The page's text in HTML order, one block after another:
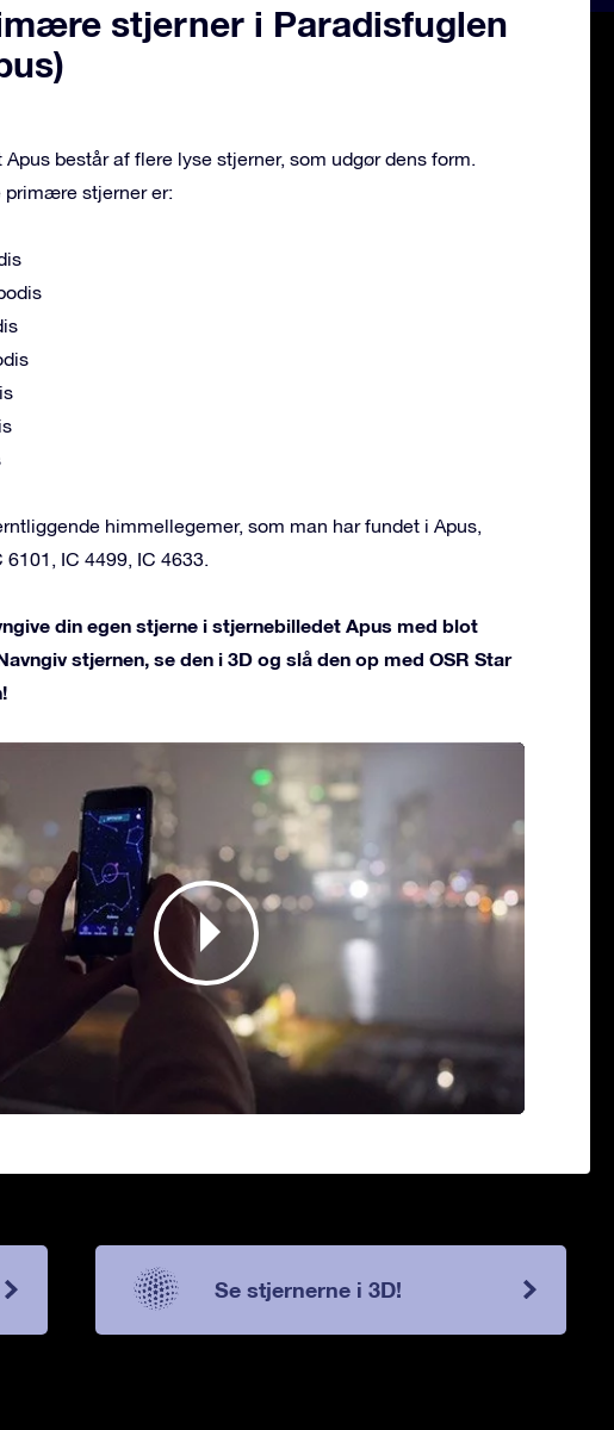
stjerner i Paradisfuglen
består af flere lyse stjerner, som udgør dens form.
primære stjerner er:
himmellegemer, som man har fundet i Apus,
IC 4499, IC 4633.
din egen stjerne i stjernebilledet Apus med blot
stjernen, se den i 3D og slå den op med OSR Star
Se stjernerne i 3D!